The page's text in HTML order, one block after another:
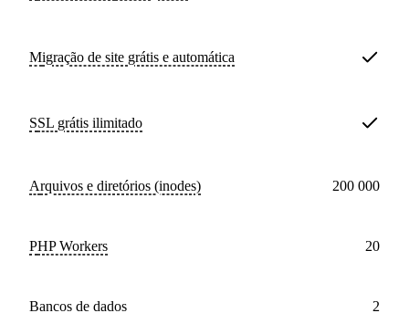
Migração de site grátis e automática
SSL grátis ilimitado
Arquivos e diretórios (inodes) 200 000
PHP Workers 20
bancos de dados 2